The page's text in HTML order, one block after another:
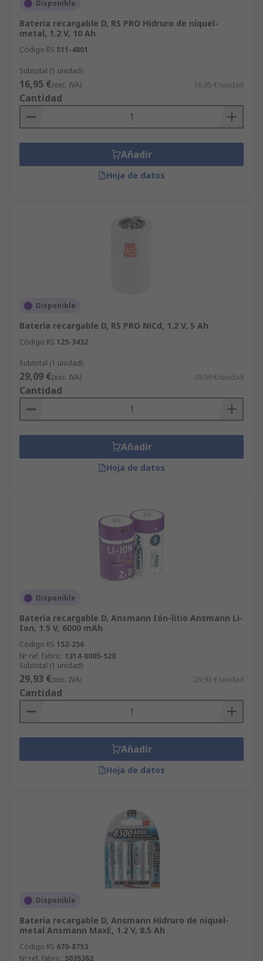
Disponible
Batería recargable D, RS PRO Hidruro de níquel-
metal, 1.2 V, 10 Ah
Código RS 511-4801
Subtotal (1 unidad)
16,95 €(exc. IVA) 16,95 €/unidad
Cantidad
Añadir
Hoja de datos
Disponible
Batería recargable D, RS PRO NiCd, 1.2 V, 5 Ah
Código RS 125-3432
Subtotal (1 unidad)
29,09 €(exc. IVA) 29,09 €/unidad
Cantidad
Añadir
Hoja de datos
Disponible
Batería recargable D, Ansmann Ión-litio Ansmann Li-
Ion, 1.5 V, 6000 mAh
Código RS 152-256
Nº ref. fabric. 1314-0005-520
Subtotal (1 unidad)
29,93 €(exc. IVA) 29,93 €/unidad
Cantidad
Añadir
Hoja de datos
Disponible
Batería recargable D, Ansmann Hidruro de níquel-
metal Ansmann MaxE, 1.2 V, 8.5 Ah
Código RS 670-8753
Nº ref. fabric. 5035362